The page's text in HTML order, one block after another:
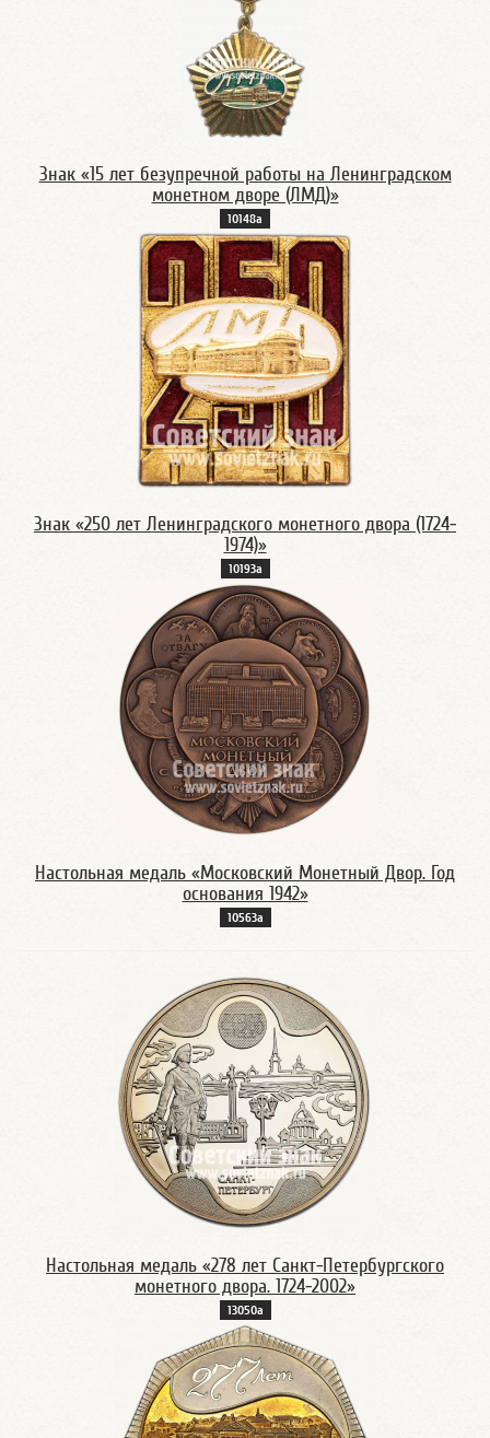
Знак «15 лет безупречной работы на Ленинградском
монетном дворе (ЛМД)»
10148а
Знак «250 лет Ленинградского монетного двора (1724-
1974)»
10193а
Настольная медаль «Московский Монетный Двор. Год
основания 1942»
10563а
Настольная медаль «278 лет Санкт-Петербургского
монетного двора. 1724-2002»
13050а